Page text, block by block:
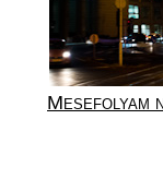
Mesefolyam